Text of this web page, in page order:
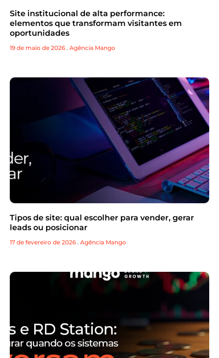
Site institucional de alta performance:
elementos que transformam visitantes em
oportunidades
19 de maio de 2026 . Agência Mango
Tipos de site: qual escolher para vender, gerar
leads ou posicionar
17 de fevereiro de 2026 . Agência Mango